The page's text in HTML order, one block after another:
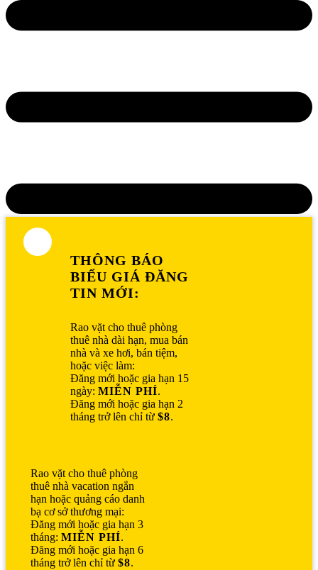
THÔNG BÁO
BIỂU GIÁ ĐĂNG
TIN MỚI:
Rao vặt cho thuê phòng
thuê nhà dài hạn, mua bán
nhà và xe hơi, bán tiệm,
hoặc việc làm:
Đăng mới hoặc gia hạn 15
ngày: MIỄN PHÍ.
Đăng mới hoặc gia hạn 2
tháng trở lên chỉ từ $8.
Rao vặt cho thuê phòng
thuê nhà vacation ngắn
hạn hoặc quảng cáo danh
bạ cơ sở thương mại:
Đăng mới hoặc gia hạn 3
tháng:MIỄN PHÍ.
Đăng mới hoặc gia hạn 6
tháng trở lên chỉ từ$8.